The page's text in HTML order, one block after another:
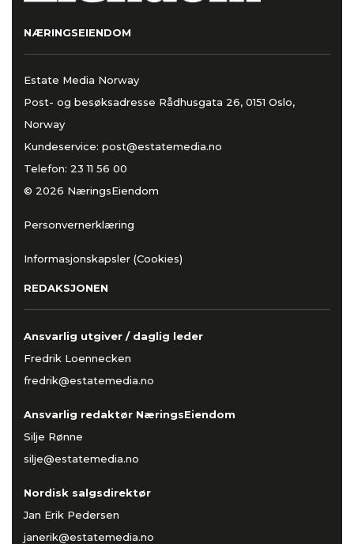
NÆRINGSEIENDOM
Estate Media Norway
Post- og besøksadresse Rådhusgata 26, 0151 Oslo,
Norway
Kundeservice: post@estatemedia.no
Telefon: 23 11 56 00
© 2026 NæringsEiendom
Personvernerklæring
Informasjonskapsler (Cookies)
REDAKSJONEN
Ansvarlig utgiver / daglig leder
Fredrik Loennecken
fredrik@estatemedia.no
Ansvarlig redaktør NæringsEiendom
Silje Rønne
silje@estatemedia.no
Nordisk salgsdirektør
Jan Erik Pedersen
janerik@estatemedia.no